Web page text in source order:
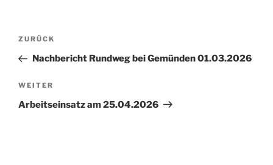
Beitragsnavigation
Vorheriger
Beitrag
ZURÜCK
Nachbericht Rundweg bei Gemünden 01.03.2026
Nächster
Beitrag
WEITER
Arbeitseinsatz am 25.04.2026